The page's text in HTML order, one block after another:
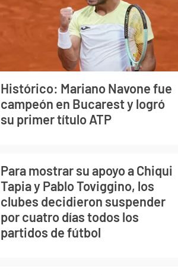
Histórico: Mariano Navone fue
campeón en Bucarest y logró
su primer título ATP
Para mostrar su apoyo a Chiqui
Tapia y Pablo Toviggino, los
clubes decidieron suspender
por cuatro días todos los
partidos de fútbol